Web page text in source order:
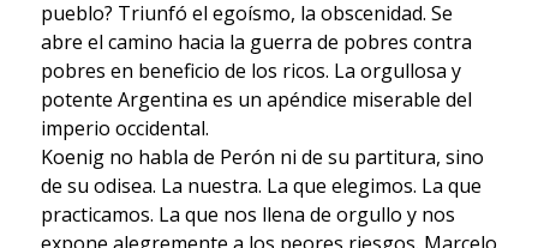
pueblo? Triunfó el egoísmo, la obscenidad. Se
abre el camino hacia la guerra de pobres contra
pobres en beneficio de los ricos. La orgullosa y
potente Argentina es un apéndice miserable del
imperio occidental.
Koenig no habla de Perón ni de su partitura, sino
de su odisea. La nuestra. La que elegimos. La que
practicamos. La que nos llena de orgullo y nos